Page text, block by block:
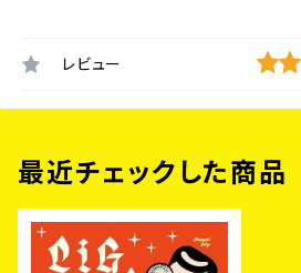
レビュー
最近チェックした商品